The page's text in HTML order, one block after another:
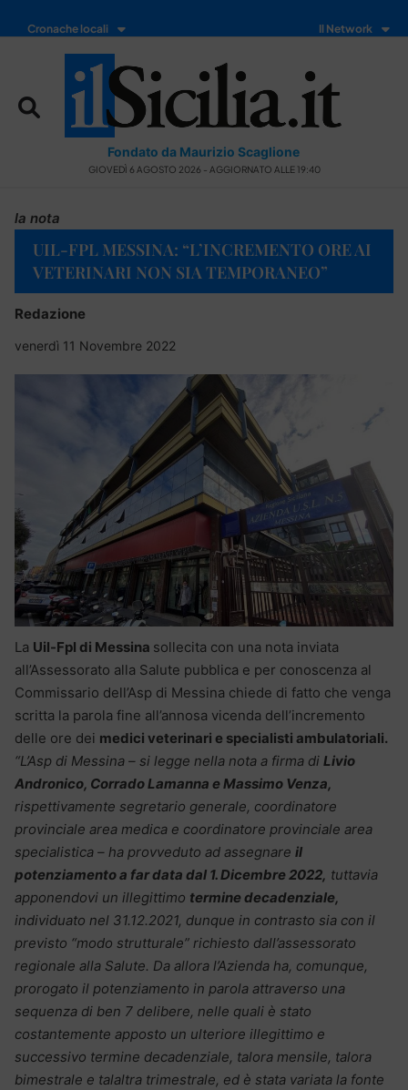
Cronache locali Il Network
Fondato da Maurizio Scaglione
GIOVEDÌ 6 AGOSTO 2026 - AGGIORNATO ALLE 19:40
la nota
UIL-FPL MESSINA: “L’INCREMENTO ORE AI
VETERINARI NON SIA TEMPORANEO”
Redazione
venerdì 11 Novembre 2022
La Uil-Fpl di Messina sollecita con una nota inviata
all’Assessorato alla Salute pubblica e per conoscenza al
Commissario dell’Asp di Messina chiede di fatto che venga
scritta la parola fine all’annosa vicenda dell’incremento
delle ore dei medici veterinari e specialisti ambulatoriali.
“L’Asp di Messina – si legge nella nota a firma di Livio
Andronico, Corrado Lamanna e Massimo Venza,
rispettivamente segretario generale, coordinatore
provinciale area medica e coordinatore provinciale area
specialistica – ha provveduto ad assegnare il
potenziamento a far data dal 1. Dicembre 2022, tuttavia
apponendovi un illegittimo termine decadenziale,
individuato nel 31.12.2021, dunque in contrasto sia con il
previsto “modo strutturale” richiesto dall’assessorato
regionale alla Salute. Da allora l’Azienda ha, comunque,
prorogato il potenziamento in parola attraverso una
sequenza di ben 7 delibere, nelle quali è stato
costantemente apposto un ulteriore illegittimo e
successivo termine decadenziale, talora mensile, talora
bimestrale e talaltra trimestrale, ed è stata variata la fonte